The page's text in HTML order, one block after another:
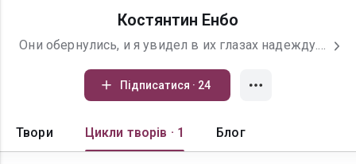
Костянтин Енбо
Они обернулись, и я увидел в их глазах надежду. Я подбежал к воротам и открыл огромный навесной замок, а за ним и двери, повалил тяжелый, елово-цитрусовый аромат, мои коричневые, тесно посаженые друг к другу растения лениво произрастали и тянулись к солнцу. Добро пожаловать в мой выдуманный мир.
Підписатися · 24
Твори Цикли творів · 1 Блог